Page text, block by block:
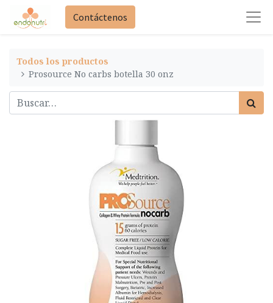
Contáctenos
Todos los productos
Prosource No carbs botella 30 onz